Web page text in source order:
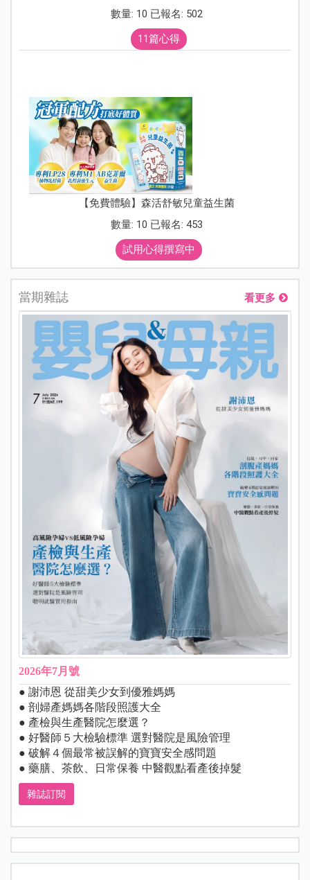
數量: 10 已報名: 502
11篇心得
【免費體驗】森活舒敏兒童益生菌
數量: 10 已報名: 453
試用心得撰寫中
當期雜誌 看更多
2026年7月號
● 謝沛恩 從甜美少女到優雅媽媽
● 剖婦產媽媽各階段照護大全
● 產檢與生產醫院怎麼選？
● 好醫師５大檢驗標準 選對醫院是風險管理
● 破解４個最常被誤解的寶寶安全感問題
● 藥膳、茶飲、日常保養 中醫觀點看產後掉髮
雜誌訂閱